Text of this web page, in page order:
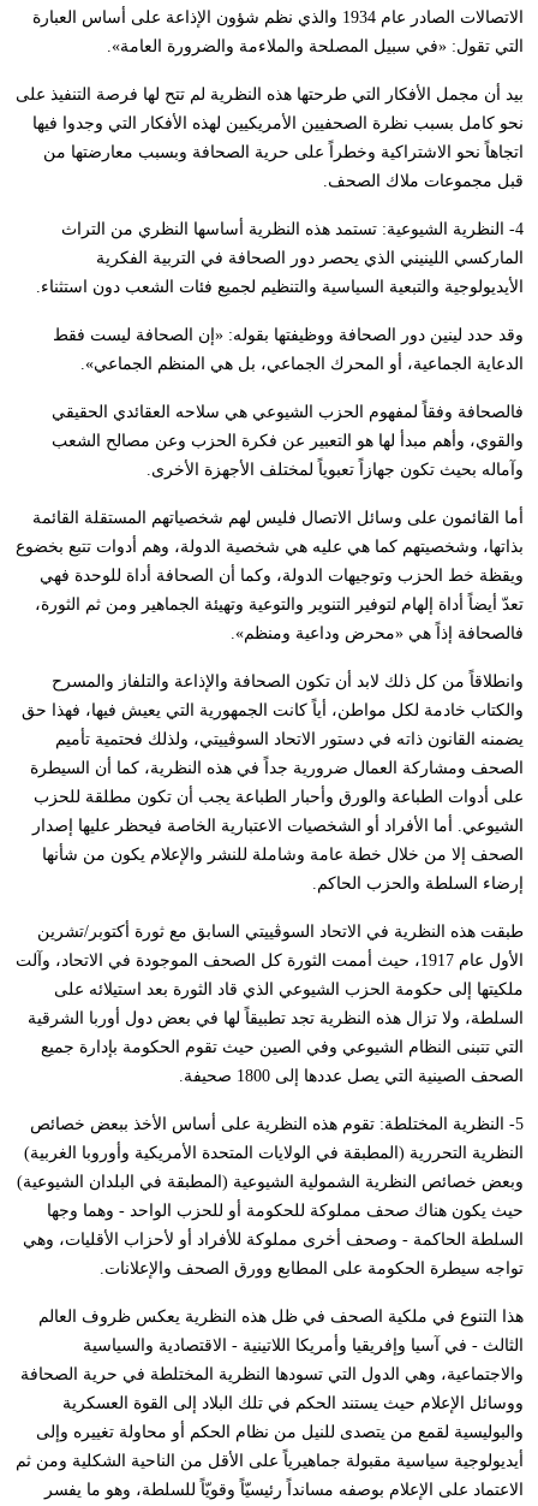
الاتصالات الصادر عام 1934 والذي نظم شؤون الإذاعة على أساس العبارة
التي تقول: «في سبيل المصلحة والملاءمة والضرورة العامة».
بيد أن مجمل الأفكار التي طرحتها هذه النظرية لم تتح لها فرصة التنفيذ على
نحو كامل بسبب نظرة الصحفيين الأمريكيين لهذه الأفكار التي وجدوا فيها
اتجاهاً نحو الاشتراكية وخطراً على حرية الصحافة وبسبب معارضتها من
قبل مجموعات ملاك الصحف.
4- النظرية الشيوعية: تستمد هذه النظرية أساسها النظري من التراث
الماركسي اللينيني الذي يحصر دور الصحافة في التربية الفكرية
الأيديولوجية والتبعية السياسية والتنظيم لجميع فئات الشعب دون استثناء.
وقد حدد لينين دور الصحافة ووظيفتها بقوله: «إن الصحافة ليست فقط
الدعاية الجماعية، أو المحرك الجماعي، بل هي المنظم الجماعي».
فالصحافة وفقاً لمفهوم الحزب الشيوعي هي سلاحه العقائدي الحقيقي
والقوي، وأهم مبدأ لها هو التعبير عن فكرة الحزب وعن مصالح الشعب
وآماله بحيث تكون جهازاً تعبوياً لمختلف الأجهزة الأخرى.
أما القائمون على وسائل الاتصال فليس لهم شخصياتهم المستقلة القائمة
بذاتها، وشخصيتهم كما هي عليه هي شخصية الدولة، وهم أدوات تتبع بخضوع
ويقظة خط الحزب وتوجيهات الدولة، وكما أن الصحافة أداة للوحدة فهي
تعدّ أيضاً أداة إلهام لتوفير التنوير والتوعية وتهيئة الجماهير ومن ثم الثورة،
فالصحافة إذاً هي «محرض وداعية ومنظم».
وانطلاقاً من كل ذلك لابد أن تكون الصحافة والإذاعة والتلفاز والمسرح
والكتاب خادمة لكل مواطن، أياً كانت الجمهورية التي يعيش فيها، فهذا حق
يضمنه القانون ذاته في دستور الاتحاد السوڤييتي، ولذلك فحتمية تأميم
الصحف ومشاركة العمال ضرورية جداً في هذه النظرية، كما أن السيطرة
على أدوات الطباعة والورق وأحبار الطباعة يجب أن تكون مطلقة للحزب
الشيوعي. أما الأفراد أو الشخصيات الاعتبارية الخاصة فيحظر عليها إصدار
الصحف إلا من خلال خطة عامة وشاملة للنشر والإعلام يكون من شأنها
إرضاء السلطة والحزب الحاكم.
طبقت هذه النظرية في الاتحاد السوڤييتي السابق مع ثورة أكتوبر/تشرين
الأول عام 1917، حيث أممت الثورة كل الصحف الموجودة في الاتحاد، وآلت
ملكيتها إلى حكومة الحزب الشيوعي الذي قاد الثورة بعد استيلائه على
السلطة، ولا تزال هذه النظرية تجد تطبيقاً لها في بعض دول أوربا الشرقية
التي تتبنى النظام الشيوعي وفي الصين حيث تقوم الحكومة بإدارة جميع
الصحف الصينية التي يصل عددها إلى 1800 صحيفة.
5- النظرية المختلطة: تقوم هذه النظرية على أساس الأخذ ببعض خصائص
النظرية التحررية (المطبقة في الولايات المتحدة الأمريكية وأوروبا الغربية)
وبعض خصائص النظرية الشمولية الشيوعية (المطبقة في البلدان الشيوعية)
حيث يكون هناك صحف مملوكة للحكومة أو للحزب الواحد - وهما وجها
السلطة الحاكمة - وصحف أخرى مملوكة للأفراد أو لأحزاب الأقليات، وهي
تواجه سيطرة الحكومة على المطابع وورق الصحف والإعلانات.
هذا التنوع في ملكية الصحف في ظل هذه النظرية يعكس ظروف العالم
الثالث - في آسيا وإفريقيا وأمريكا اللاتينية - الاقتصادية والسياسية
والاجتماعية، وهي الدول التي تسودها النظرية المختلطة في حرية الصحافة
ووسائل الإعلام حيث يستند الحكم في تلك البلاد إلى القوة العسكرية
والبوليسية لقمع من يتصدى للنيل من نظام الحكم أو محاولة تغييره وإلى
أيديولوجية سياسية مقبولة جماهيرياً على الأقل من الناحية الشكلية ومن ثم
الاعتماد على الإعلام بوصفه مسانداً رئيسيّاً وقويّاً للسلطة، وهو ما يفسر